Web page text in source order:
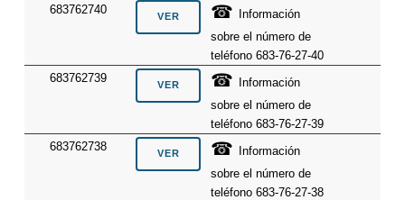
683762740
☎
Información
sobre el número de
teléfono 683-76-27-40
683762739
☎
Información
sobre el número de
teléfono 683-76-27-39
683762738
☎
Información
sobre el número de
teléfono 683-76-27-38